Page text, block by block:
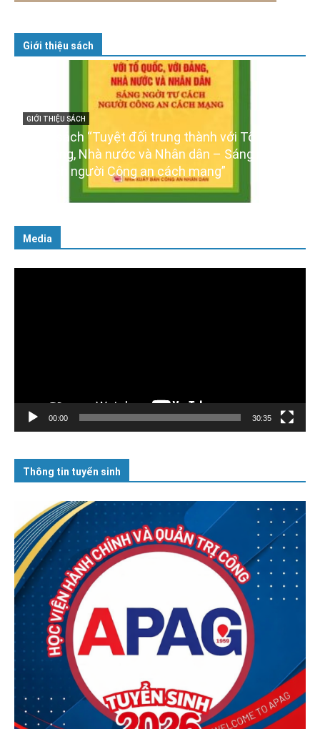
Giới thiệu sách
GIỚI THIỆU SÁCH
Ra mắt ba
16/01/2026
đối trung thành với Tổ quốc,
nước và Nhân dân – Sáng ngời
Công an cách mạng”
Media
00:00 30:35
Thông tin tuyển sinh